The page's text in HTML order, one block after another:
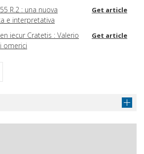
R.2 : una nuova
e interpretativa
Get article
iecur Cratetis : Valerio
omerici
Get article
donna galé (Semon. fr.